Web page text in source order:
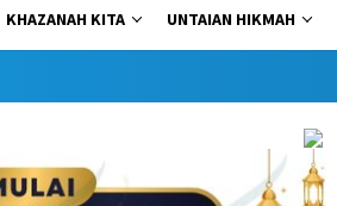
KHAZANAH KITA UNTAIAN HIKMAH